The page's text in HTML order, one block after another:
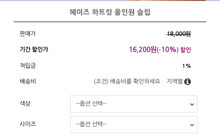
헤이즈 하트링 올인원 슬립
판매가 18,000원
기간 할인가 16,200원(- 10%) 할인
적립금 1%
배송비 (조건) 배송비를 확인하세요 지역별
색상
사이즈